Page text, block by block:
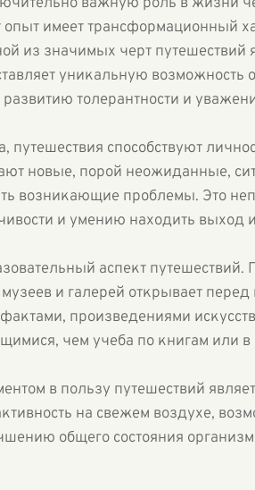
опыт имеет трансформационный
из значимых черт
уникальную
развитию толерантности и
путешествия способствуют
новые, порой неожиданные,
возникающие проблемы. Это
и умению находить выход
аспект
и галерей открывает
произведениями
чем учеба по книгам или в
в пользу путешествий
на свежем воздухе,
общего состояния